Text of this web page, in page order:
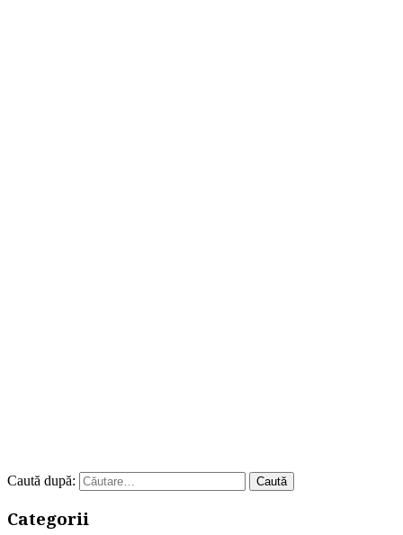
Caută după:
Categorii